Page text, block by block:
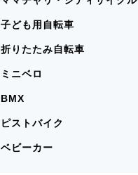
子ども用自転車
折りたたみ自転車
ミニベロ
BMX
ピストバイク
ベビーカー